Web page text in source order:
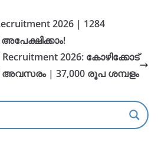
2026 | 1284
Recruitment 2026: കോഴിക്കോട്
| 37,000 രൂപ ശമ്പളം